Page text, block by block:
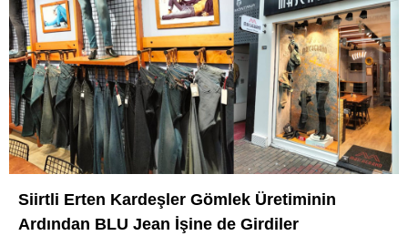
PERVARI
ŞIRVAN
TILLO
GÜNDEM
NÖBETÇI ECZANELER
Siirtli Erten Kardeşler Gömlek Üretiminin
Ardından BLU Jean İşine de Girdiler